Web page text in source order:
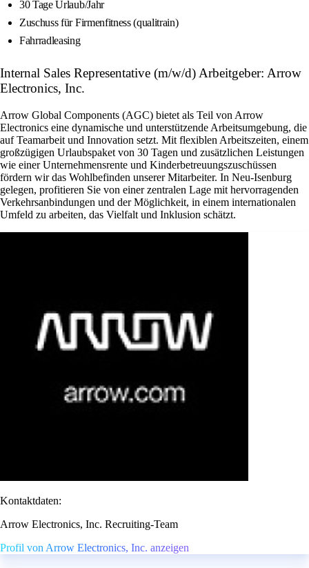
30 Tage Urlaub/Jahr
Zuschuss für Firmenfitness (qualitrain)
Fahrradleasing
Internal Sales Representative (m/w/d) Arbeitgeber: Arrow
Electronics, Inc.
Arrow Global Components (AGC) bietet als Teil von Arrow
Electronics eine dynamische und unterstützende Arbeitsumgebung, die
auf Teamarbeit und Innovation setzt. Mit flexiblen Arbeitszeiten, einem
großzügigen Urlaubspaket von 30 Tagen und zusätzlichen Leistungen
wie einer Unternehmensrente und Kinderbetreuungszuschüssen
fördern wir das Wohlbefinden unserer Mitarbeiter. In Neu-Isenburg
gelegen, profitieren Sie von einer zentralen Lage mit hervorragenden
Verkehrsanbindungen und der Möglichkeit, in einem internationalen
Umfeld zu arbeiten, das Vielfalt und Inklusion schätzt.
Kontaktdaten:
Arrow Electronics, Inc. Recruiting-Team
Profil von Arrow Electronics, Inc. anzeigen